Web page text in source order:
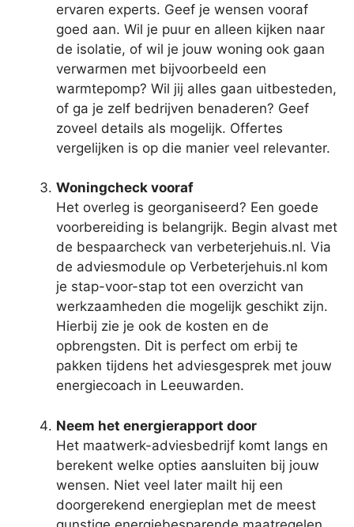
ervaren experts. Geef je wensen vooraf
goed aan. Wil je puur en alleen kijken naar
de isolatie, of wil je jouw woning ook gaan
verwarmen met bijvoorbeeld een
warmtepomp? Wil jij alles gaan uitbesteden,
of ga je zelf bedrijven benaderen? Geef
zoveel details als mogelijk. Offertes
vergelijken is op die manier veel relevanter.
Woningcheck vooraf
Het overleg is georganiseerd? Een goede
voorbereiding is belangrijk. Begin alvast met
de bespaarcheck van verbeterjehuis.nl. Via
de adviesmodule op Verbeterjehuis.nl kom
je stap-voor-stap tot een overzicht van
werkzaamheden die mogelijk geschikt zijn.
Hierbij zie je ook de kosten en de
opbrengsten. Dit is perfect om erbij te
pakken tijdens het adviesgesprek met jouw
energiecoach in Leeuwarden.
Neem het energierapport door
Het maatwerk-adviesbedrijf komt langs en
berekent welke opties aansluiten bij jouw
wensen. Niet veel later mailt hij een
doorgerekend energieplan met de meest